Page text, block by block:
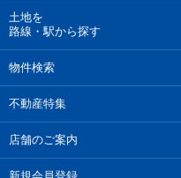
土地を
路線・駅から探す
物件検索
不動産特集
店舗のご案内